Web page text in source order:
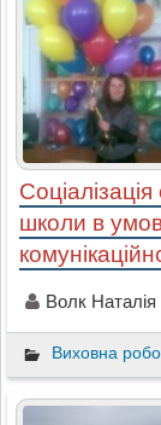
школи в
Волк Наталія
Виховна